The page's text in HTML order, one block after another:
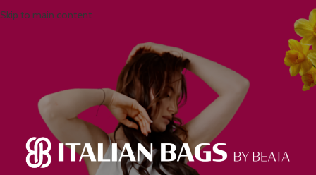
Skip to main content